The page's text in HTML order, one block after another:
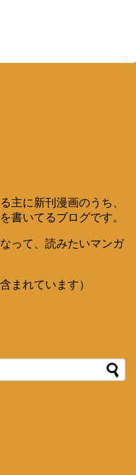
主に新刊漫画のうち、
書いてるブログです。
って、読みたいマンガ
まれています）